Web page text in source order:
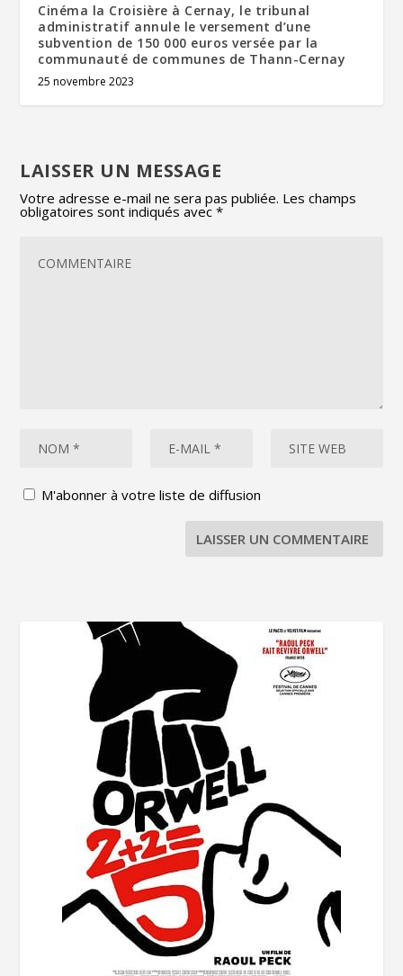
Cinéma la Croisière à Cernay, le tribunal
administratif annule le versement d’une
subvention de 150 000 euros versée par la
communauté de communes de Thann-Cernay
25 novembre 2023
LAISSER UN MESSAGE
Votre adresse e-mail ne sera pas publiée. Les champs
obligatoires sont indiqués avec*
M'abonner à votre liste de diffusion